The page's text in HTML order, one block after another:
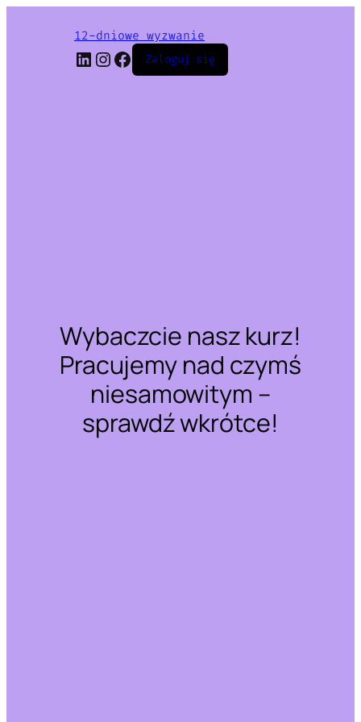
12-dniowe wyzwanie
LinkedIn
Instagram
Facebook
Zaloguj się
Wybaczcie nasz kurz!
Pracujemy nad czymś
niesamowitym –
sprawdź wkrótce!